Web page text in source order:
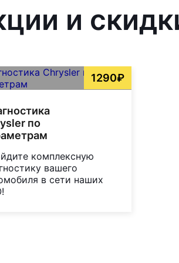
и
1290₽
по
комплексную
вашего
в сети наших